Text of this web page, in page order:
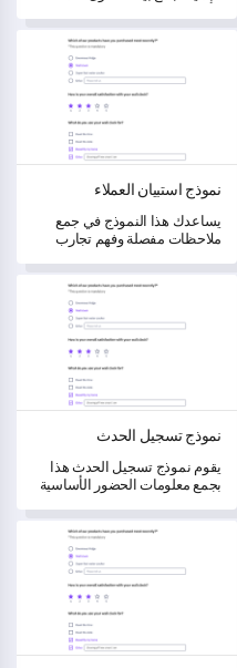
وأنواع الأنشطة البدنية المفضلة
لديهم، وأهداف اللياقة البدنية، وأي
قيود جسدية قد تكون لديهم.
نموذج استبيان العملاء
نموذج استبيان العملاء
يساعدك هذا النموذج في جمع
ملاحظات مفصلة وفهم تجارب
نموذج تسجيل الحدث
نموذج تسجيل الحدث
يقوم نموذج تسجيل الحدث هذا
بجمع معلومات الحضور الأساسية
نموذج طلب كعكة